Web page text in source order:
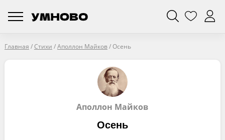
Главная /Стихи /Аполлон Майков/Осень
Аполлон Майков
Осень